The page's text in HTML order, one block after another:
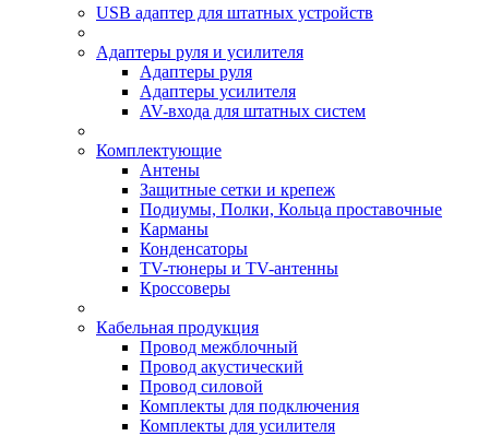
USB адаптер для штатных устройств
Адаптеры руля и усилителя
Адаптеры руля
Адаптеры усилителя
AV-входа для штатных систем
Комплектующие
Антены
Защитные сетки и крепеж
Подиумы, Полки, Кольца проставочные
Карманы
Конденсаторы
TV-тюнеры и TV-антенны
Кроссоверы
Кабельная продукция
Провод межблочный
Провод акустический
Провод силовой
Комплекты для подключения
Комплекты для усилителя